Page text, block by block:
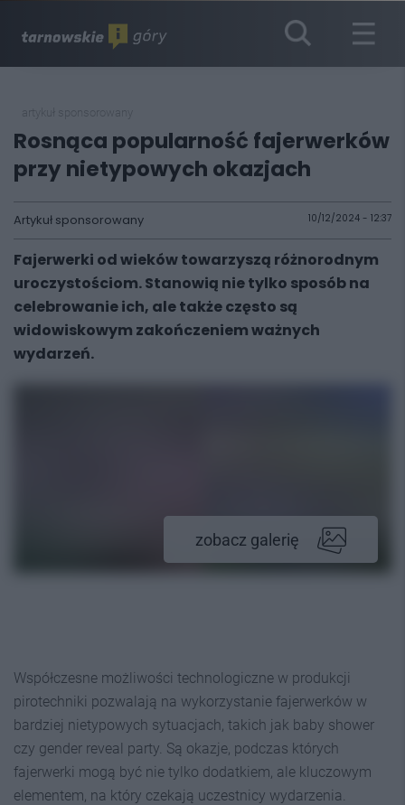
Rosnąca popularność fajerwerków
przy nietypowych okazjach
Artykuł sponsorowany 10/12/2024 - 12:37
Fajerwerki od wieków towarzyszą różnorodnym
uroczystościom. Stanowią nie tylko sposób na
celebrowanie ich, ale także często są
widowiskowym zakończeniem ważnych
wydarzeń.
zobacz galerię
Współczesne możliwości technologiczne w produkcji
pirotechniki pozwalają na wykorzystanie fajerwerków w
bardziej nietypowych sytuacjach, takich jak baby shower
czy gender reveal party. Są okazje, podczas których
fajerwerki mogą być nie tylko dodatkiem, ale kluczowym
elementem, na który czekają uczestnicy wydarzenia.